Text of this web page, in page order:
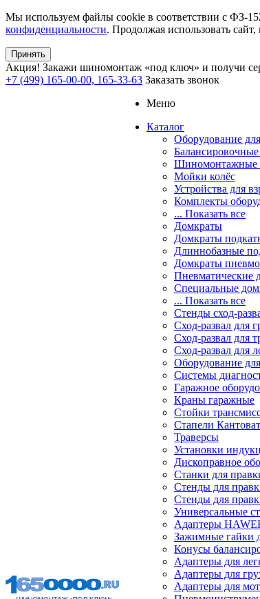
Мы используем файлы cookie в соответствии с ФЗ-
конфиденциальности. Продолжая использовать
Принять
Акция! Закажи шиномонтаж «под ключ» и получи
+7 (499) 165-00-00, 165-33-63 Заказать звонок
Меню
Каталог
Оборудование
Шиномонтажные
Мойки колёс
Устройства для
Комплекты
... Показать все
Домкраты
Домкраты
Длиннобазные
Домкраты
Пневматические
Специальные
... Показать все
Стенды сход-
Сход-развал для
Сход-развал для
Сход-развал для
Оборудование
Системы
Гаражное
Краны гаражные
Стойки
Стапели
Траверсы
Установки
Дископравное
Станки для
Стенды для
Стенды для
Универсальные
Адаптеры
Зажимные гайки
Конусы
Адаптеры для
Адаптеры для
Адаптеры для